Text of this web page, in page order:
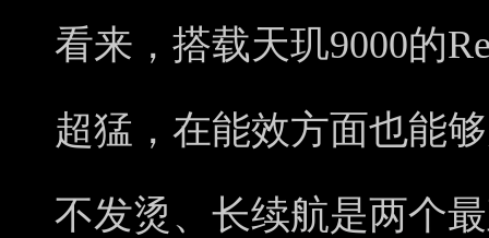
看来，搭载天玑9000的
超猛，在能效方面也能
不发烫、长续航是两个